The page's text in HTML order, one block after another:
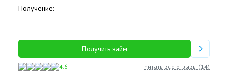
Получение:
Получить займ
4.6 Читать все отзывы (14)